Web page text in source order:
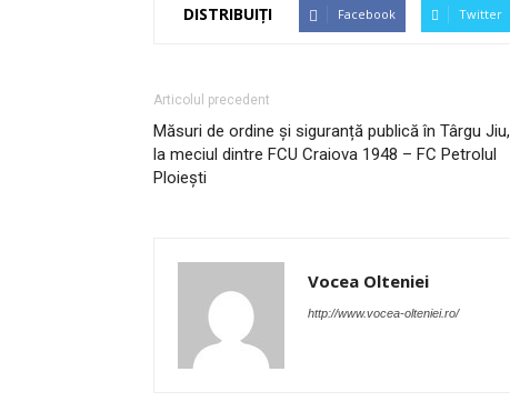
DISTRIBUIȚI Facebook Twitter
Articolul precedent
Măsuri de ordine și siguranță publică în Târgu Jiu,
la meciul dintre FCU Craiova 1948 – FC Petrolul
Ploiești
Vocea Olteniei
http://www.vocea-olteniei.ro/